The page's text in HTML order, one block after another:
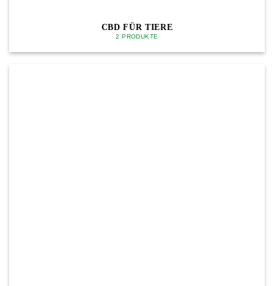
CBD FÜR TIERE
2 PRODUKTE